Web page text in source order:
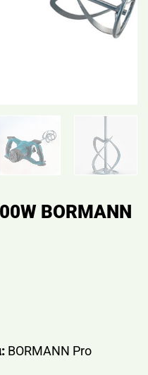
BORMANN
BORMANN Pro